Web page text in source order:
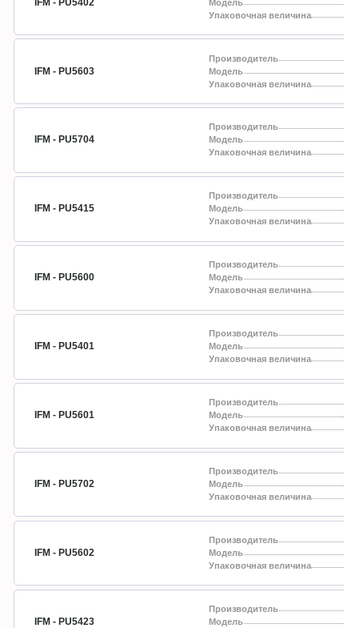
Модель
Упаковочная величина
IFM - PU5603
Производитель
Модель
Упаковочная величина
IFM - PU5704
Производитель
Модель
Упаковочная величина
IFM - PU5415
Производитель
Модель
Упаковочная величина
IFM - PU5600
Производитель
Модель
Упаковочная величина
IFM - PU5401
Производитель
Модель
Упаковочная величина
IFM - PU5601
Производитель
Модель
Упаковочная величина
IFM - PU5702
Производитель
Модель
Упаковочная величина
IFM - PU5602
Производитель
Модель
Упаковочная величина
IFM - PU5423
Производитель
Модель